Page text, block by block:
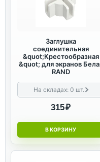
Заглушка
соединительная
&quot;Крестообразная
&quot; для экранов
RAND
На складах:0 шт.
315 ₽
В КОРЗИНУ